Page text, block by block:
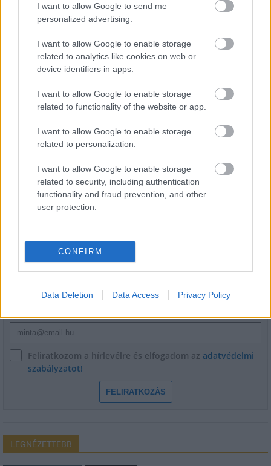
I want to allow Google to send me
personalized advertising.
I want to allow Google to enable storage
related to analytics like cookies on web or
device identifiers in apps.
I want to allow Google to enable storage
related to functionality of the website or app.
I want to allow Google to enable storage
related to personalization.
I want to allow Google to enable storage
related to security, including authentication
functionality and fraud prevention, and other
user protection.
CONFIRM
Data Deletion Data Access Privacy Policy
Látlelet a hazai víziközművekről?
Egyetlen, fél évszázados vezetéken
Mohács a csata ötszázadik
évfordulójára
A tengerfenék alatt négy óriáskábellel
Franciaország villamosenergia-
hálózatát
HÍRLEVÉL
E-mail cím
Feliratkozom a hírlevélre és elfogadom az adatvédelmi
szabályzatot!
FELIRATKOZÁS
LEGNÉZETTEBB